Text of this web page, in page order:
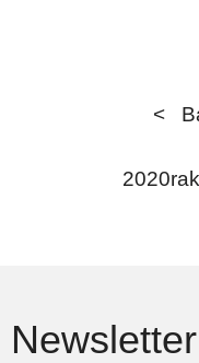
<
Newsletter